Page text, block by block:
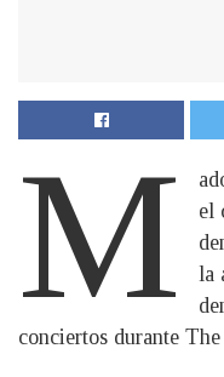
M
el
la
conciertos durante